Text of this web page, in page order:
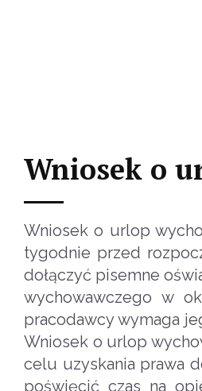
Wniosek o
Wniosek o urlop
tygodnie przed
dołączyć pisemne
wychowawczego w
pracodawcy wymaga
Wniosek o urlop
celu uzyskania prawa
poświęcić czas na